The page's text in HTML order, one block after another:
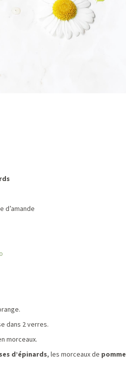
d’amande
dans 2 verres.
morceaux.
d’épinards, les morceaux de pomme